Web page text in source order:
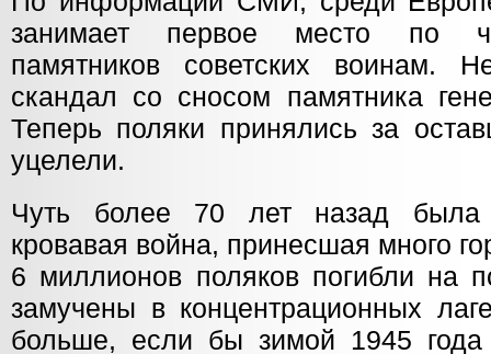
занимает первое место по
памятников советских воинам.
скандал со сносом памятника
Теперь поляки принялись за
уцелели.
Чуть более 70 лет назад была
кровавая война, принесшая много
6 миллионов поляков погибли на
замучены в концентрационных
больше, если бы зимой 1945 года